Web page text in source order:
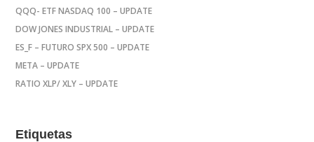
QQQ- ETF NASDAQ 100 – UPDATE
DOW JONES INDUSTRIAL – UPDATE
ES_F – FUTURO SPX 500 – UPDATE
META – UPDATE
RATIO XLP/ XLY – UPDATE
Etiquetas